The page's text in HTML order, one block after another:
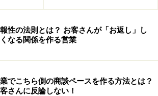
一面呈示と両面呈示
結論を言わない暗示的説得
人を服従させる権威の力
性の法則とは？ お客さんが「お返し」し
なる関係を作る営業
でこちら側の商談ペースを作る方法とは？
さんに反論しない！